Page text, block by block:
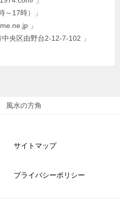
17時）」
」
央区由野台2-12-7-102 」
風水の方角
サイトマップ
プライバシーポリシー